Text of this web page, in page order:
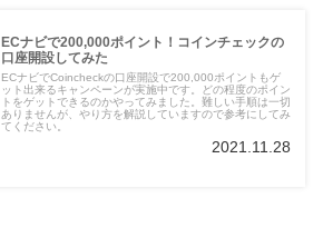
ECナビで200,000ポイント！コインチェックの
口座開設してみた
ECナビでCoincheckの口座開設で200,000ポイントもゲ
ット出来るキャンペーンが実施中です。どの程度のポイン
トをゲットできるのかやってみました。難しい手順は一切
ありませんが、やり方を解説していますので参考にしてみ
てください。
2021.11.28